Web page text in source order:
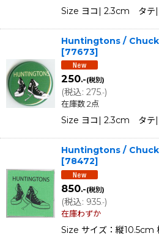
Size ヨコ| 2.3cm タテ
Huntingtons / Chuck
[77673]
250.-(税別)
(税込: 275.-)
在庫数 2点
Size ヨコ| 2.3cm タテ
Huntingtons / Chuck
[78472]
850.-(税別)
(税込: 935.-)
在庫わずか
Size サイズ：縦10.5cm